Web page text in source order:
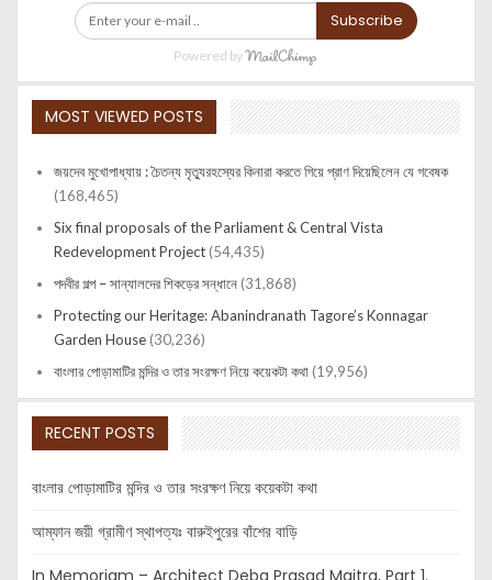
Subscribe
Powered by
MOST VIEWED POSTS
জয়দেব মুখোপাধ্যায় : চৈতন্য মৃত্যুরহস্যের কিনারা করতে গিয়ে প্রাণ দিয়েছিলেন যে গবেষক
(168,465)
Six final proposals of the Parliament & Central Vista
Redevelopment Project (54,435)
পদবীর গল্প – সান্যালদের শিকড়ের সন্ধানে (31,868)
Protecting our Heritage: Abanindranath Tagore’s Konnagar
Garden House (30,236)
বাংলার পোড়ামাটির মন্দির ও তার সংরক্ষণ নিয়ে কয়েকটা কথা (19,956)
RECENT POSTS
বাংলার পোড়ামাটির মন্দির ও তার সংরক্ষণ নিয়ে কয়েকটা কথা
আম্ফান জয়ী গ্রামীণ স্থাপত্যঃ বারুইপুরের বাঁশের বাড়ি
In Memoriam – Architect Deba Prasad Maitra, Part 1.